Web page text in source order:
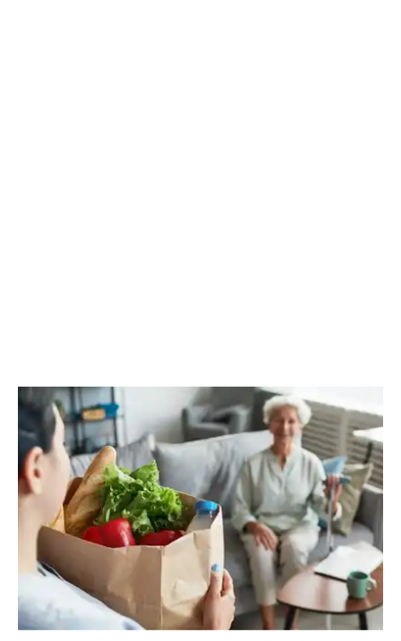
Service Services divers Aide aux courses
Propose de faire vos courses
Service Aide aux courses